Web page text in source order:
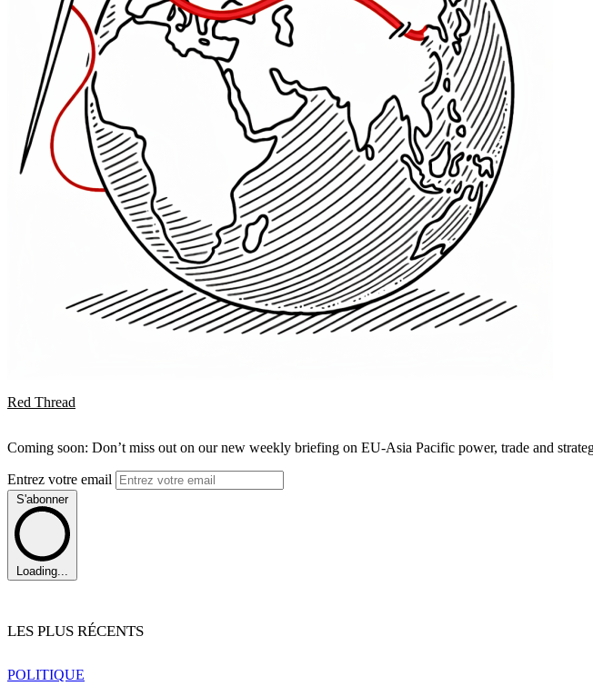
Red Thread
Coming soon: Don’t miss out on our new weekly briefing on EU-Asia Pacific power, trade and
Entrez votre email
S'abonner
Loading...
LES PLUS RÉCENTS
POLITIQUE